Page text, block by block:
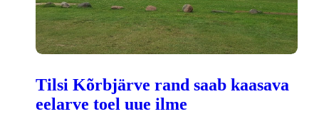
Tilsi Kõrbjärve rand saab kaasava
eelarve toel uue ilme